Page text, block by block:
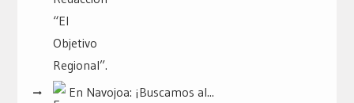
En Navojoa: ¡Buscamos al...